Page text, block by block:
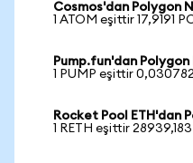
Cosmos'dan Polygon
1 ATOM eşittir 17,9191
Pump.fun'dan
1 PUMP eşittir
Rocket Pool ETH'dan
1 RETH eşittir